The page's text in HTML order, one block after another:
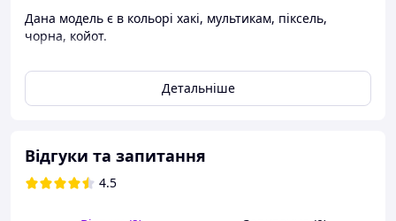
Дана модель є в кольорі хакі, мультикам, піксель,
чорна, койот.
Розміри 44, 46, 48, 50, 52, 54, 56, 58, 60, 62 (від 44 по 62)
Є всі ліпучки під розпізнавальні знаки.
обертах.)
НЕ ПРАСУВАТИ!!!!
Детальніше
Відгуки та запитання
4.5